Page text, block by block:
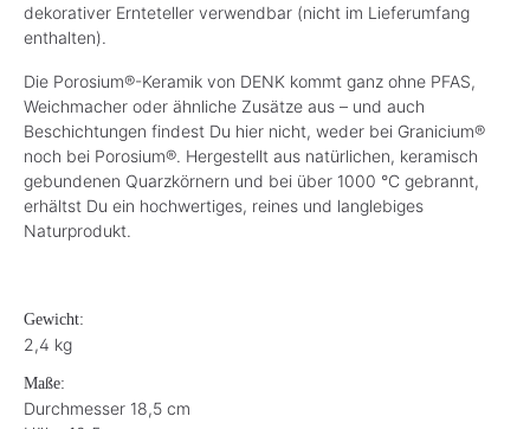
dekorativer Ernteteller verwendbar (nicht im Lieferumfang
enthalten).
Die Porosium®-Keramik von DENK kommt ganz ohne PFAS,
Weichmacher oder ähnliche Zusätze aus – und auch
Beschichtungen findest Du hier nicht, weder bei Granicium®
noch bei Porosium®. Hergestellt aus natürlichen, keramisch
gebundenen Quarzkörnern und bei über 1000 °C gebrannt,
erhältst Du ein hochwertiges, reines und langlebiges
Naturprodukt.
Gewicht:
2,4 kg
Maße:
Durchmesser 18,5 cm